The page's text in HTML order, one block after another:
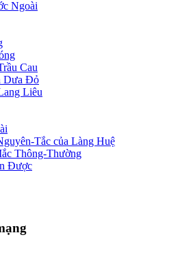
Ngoài
Cau
Dưa Đỏ
Liêu
Tắc của Làng Huệ
Thông-Thường
Được